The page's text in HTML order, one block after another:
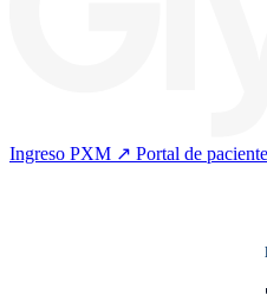
Ingreso PXM ↗ Portal de